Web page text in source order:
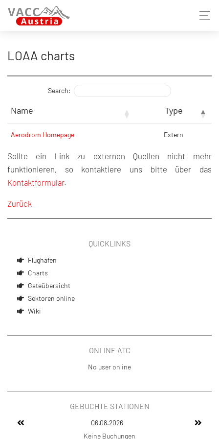
QUICKLINKS
Flughäfen
Charts
Gateübersicht
Sektoren online
Wiki
ONLINE ATC
No user online
GEBUCHTE STATIONEN
06.08.2026
Keine Buchungen
LOAA charts
Search:
Name Type
Aerodrom Homepage Extern
Sollte ein Link zu externen Quellen nicht mehr
funktionieren, so kontaktiere uns bitte über das
Kontaktformular.
Zurück